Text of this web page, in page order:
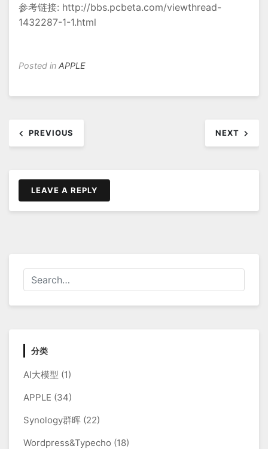
参考链接: http://bbs.pcbeta.com/viewthread-
1432287-1-1.html
Posted in APPLE
章
PREVIOUS NEXT
LEAVE A REPLY
分类
AI大模型 (1)
APPLE (34)
Synology群晖 (22)
Wordpress&Typecho (18)